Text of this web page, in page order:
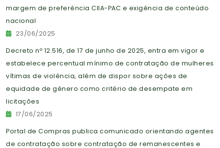
margem de preferência CIIA-PAC e exigência de conteúdo
nacional
23/06/2025
Decreto nº 12.516, de 17 de junho de 2025, entra em vigor e
estabelece percentual mínimo de contratação de mulheres
vítimas de violência, além de dispor sobre ações de
equidade de gênero como critério de desempate em
licitações
17/06/2025
Portal de Compras publica comunicado orientando agentes
de contratação sobre contratação de remanescentes e